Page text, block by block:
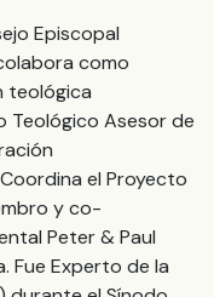
Episcopal
como
teológica
Teológico Asesor de
el Proyecto
y co-
Peter & Paul
Fue Experto de la